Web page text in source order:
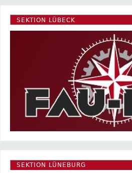
SEKTION LÜBECK
SEKTION LÜNEBURG